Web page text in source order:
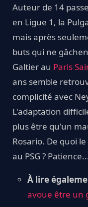
Auteur de 14
en Ligue 1, la
mais après
buts qui ne
Galtier au Paris
ans semble
complicité avec
L'adaptation
plus être qu'un
Rosario. De quoi
au PSG ?
À lire
avoue être un